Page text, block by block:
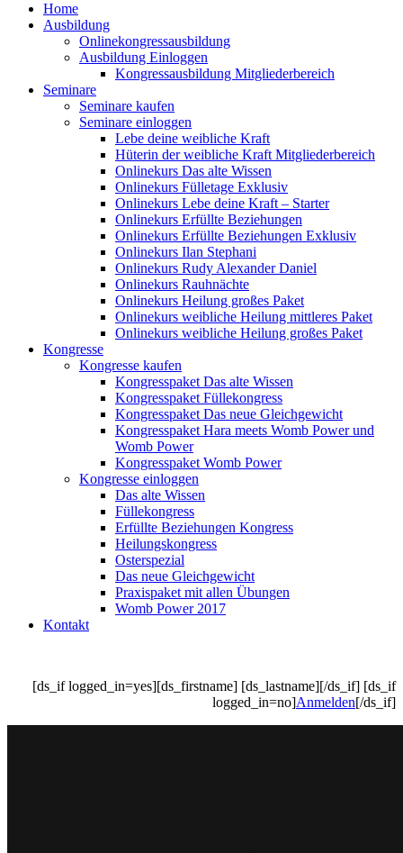
Home
Ausbildung
Onlinekongressausbildung
Ausbildung Einloggen
Kongressausbildung Mitgliederbereich
Seminare
Seminare kaufen
Seminare einloggen
Lebe deine weibliche Kraft
Hüterin der weibliche Kraft Mitgliederbereich
Onlinekurs Das alte Wissen
Onlinekurs Fülletage Exklusiv
Onlinekurs Lebe deine Kraft – Starter
Onlinekurs Erfüllte Beziehungen
Onlinekurs Erfüllte Beziehungen Exklusiv
Onlinekurs Ilan Stephani
Onlinekurs Rudy Alexander Daniel
Onlinekurs Rauhnächte
Onlinekurs Heilung großes Paket
Onlinekurs weibliche Heilung mittleres Paket
Onlinekurs weibliche Heilung großes Paket
Kongresse
Kongresse kaufen
Kongresspaket Das alte Wissen
Kongresspaket Füllekongress
Kongresspaket Das neue Gleichgewicht
Kongresspaket Hara meets Womb Power und
Womb Power
Kongresspaket Womb Power
Kongresse einloggen
Das alte Wissen
Füllekongress
Erfüllte Beziehungen Kongress
Heilungskongress
Osterspezial
Das neue Gleichgewicht
Praxispaket mit allen Übungen
Womb Power 2017
Kontakt
[ds_if logged_in=yes][ds_firstname] [ds_lastname][/ds_if] [ds_if
logged_in=no]Anmelden[/ds_if]